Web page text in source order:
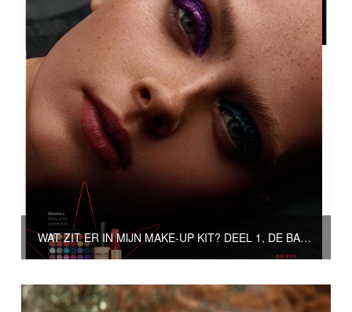
WAT ZIT ER IN MIJN MAKE-UP KIT? DEEL 1, DE BASIS